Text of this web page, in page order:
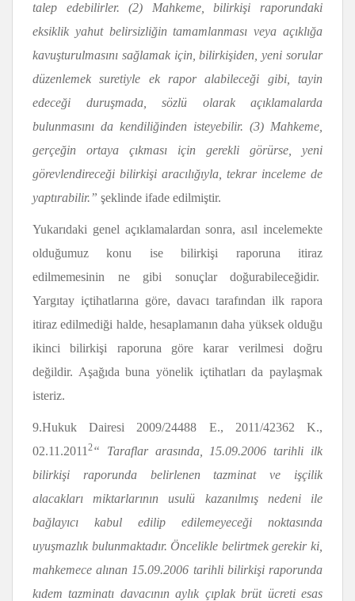
talep edebilirler. (2) Mahkeme, bilirkişi raporundaki
eksiklik yahut belirsizliğin tamamlanması veya açıklığa
kavuşturulmasını sağlamak için, bilirkişiden, yeni sorular
düzenlemek suretiyle ek rapor alabileceği gibi, tayin
edeceği duruşmada, sözlü olarak açıklamalarda
bulunmasını da kendiliğinden isteyebilir. (3) Mahkeme,
gerçeğin ortaya çıkması için gerekli görürse, yeni
görevlendireceği bilirkişi aracılığıyla, tekrar inceleme de
yaptırabilir.” şeklinde ifade edilmiştir.
Yukarıdaki genel açıklamalardan sonra, asıl incelemekte
olduğumuz konu ise bilirkişi raporuna itiraz
edilmemesinin ne gibi sonuçlar doğurabileceğidir.
Yargıtay içtihatlarına göre, davacı tarafından ilk rapora
itiraz edilmediği halde, hesaplamanın daha yüksek olduğu
ikinci bilirkişi raporuna göre karar verilmesi doğru
değildir. Aşağıda buna yönelik içtihatları da paylaşmak
isteriz.
9.Hukuk Dairesi 2009/24488 E., 2011/42362 K.,
02.11.2011 2“ Taraflar arasında, 15.09.2006 tarihli ilk
bilirkişi raporunda belirlenen tazminat ve işçilik
alacakları miktarlarının usulü kazanılmışnedeni ile
bağlayıcı kabul edilip edilemeyeceği noktasında
uyuşmazlık bulunmaktadır. Öncelikle belirtmek gerekir ki,
mahkemece alınan 15.09.2006 tarihli bilirkişi raporunda
kıdem tazminatı davacının aylık çıplak brüt ücreti esas